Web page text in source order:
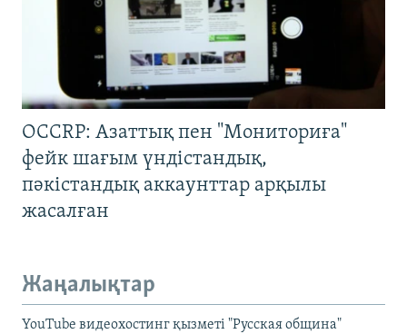
OCCRP: Азаттық пен "Мониториға"
фейк шағым үндістандық,
пәкістандық аккаунттар арқылы
жасалған
Жаңалықтар
YouTube видеохостинг қызметі "Русская община"